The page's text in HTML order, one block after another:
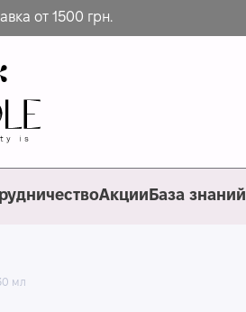
от 1500 грн.
АкцииБаза знаний
мл